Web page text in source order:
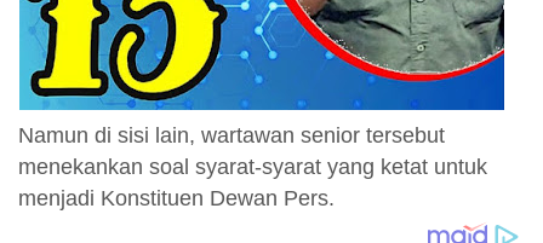
Namun di sisi lain, wartawan senior tersebut
menekankan soal syarat-syarat yang ketat untuk
menjadi Konstituen Dewan Pers.